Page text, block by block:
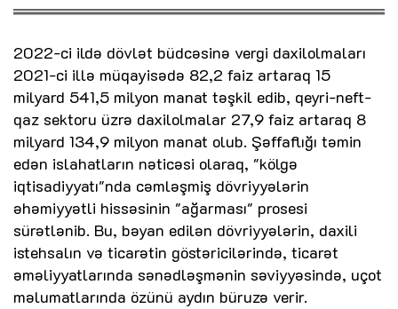
2022-ci ildə dövlət büdcəsinə vergi daxilolmaları
2021-ci illə müqayisədə 82,2 faiz artaraq 15
milyard 541,5 milyon manat təşkil edib, qeyri-neft-
qaz sektoru üzrə daxilolmalar 27,9 faiz artaraq 8
milyard 134,9 milyon manat olub. Şəffaflığı təmin
edən islahatların nəticəsi olaraq, "kölgə
iqtisadiyyatı"nda cəmləşmiş dövriyyələrin
əhəmiyyətli hissəsinin "ağarması" prosesi
sürətlənib. Bu, bəyan edilən dövriyyələrin, daxili
istehsalın və ticarətin göstəricilərində, ticarət
əməliyyatlarında sənədləşmənin səviyyəsində, uçot
məlumatlarında özünü aydın büruzə verir.